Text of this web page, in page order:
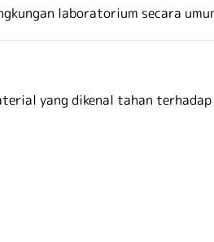
laboratorium secara
yang dikenal tahan